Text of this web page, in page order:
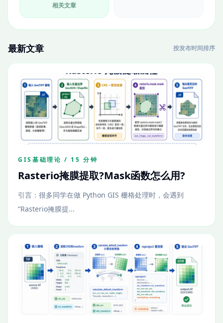
相关文章
最新文章 按发布时间排序
GIS基础理论 / 15 分钟
Rasterio掩膜提取?Mask函数怎么用?
引言：很多同学在做 Python GIS 栅格处理时，会遇到
“Rasterio掩膜提...